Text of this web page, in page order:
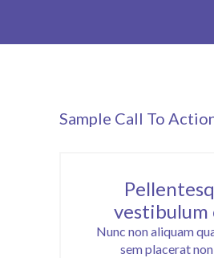
FAQs
Sample Call To
vestibulum
Nunc non aliquam
sem placerat